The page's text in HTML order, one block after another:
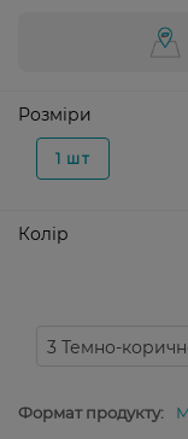
Розміри
1 шт
Колір
3 Темно-
Формат продукту: